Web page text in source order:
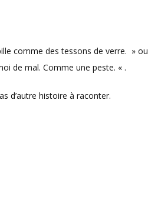
comme des tessons de verre. » ou
de mal. Comme une peste. « .
d’autre histoire à raconter.